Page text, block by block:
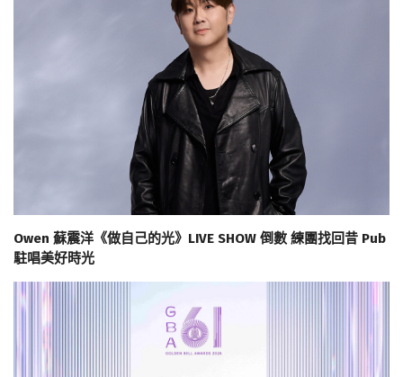
Owen 蘇震洋《做自己的光》LIVE SHOW 倒數 練團找回昔 Pub
駐唱美好時光